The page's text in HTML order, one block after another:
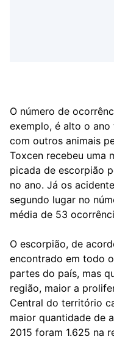
O número de
exemplo, é alto o
com outros animais
Toxcen recebeu uma
picada de escorpião
no ano. Já os
segundo lugar no
média de 53
O escorpião, de
encontrado em todo
partes do país, mas
região, maior a
Central do território
maior quantidade de
2015 foram 1.625 na